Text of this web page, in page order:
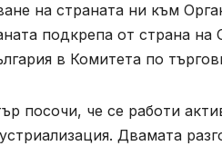
на страната ни към
подкрепа от страна
в Комитета по
посочи, че се работи
Двамата